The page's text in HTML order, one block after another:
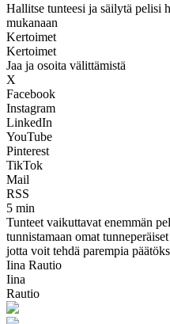
Hallitse tunteesi ja säilytä pelisi
mukanaan
Kertoimet
Kertoimet
Jaa ja osoita välittämistä
X
Facebook
Instagram
LinkedIn
YouTube
Pinterest
TikTok
Mail
RSS
5 min
Tunteet vaikuttavat enemmän
tunnistamaan omat
jotta voit tehdä parempia
Iina Rautio
Iina
Rautio